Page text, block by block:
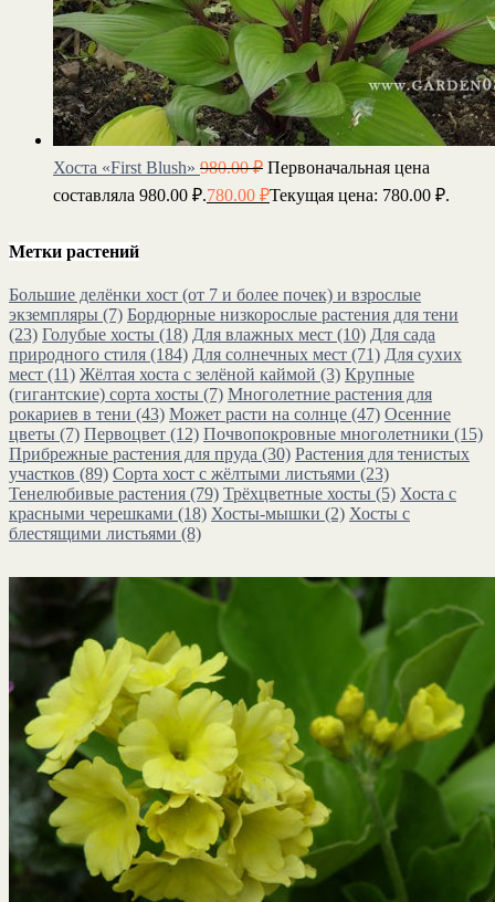
Хоста «First Blush» 980.00₽ Первоначальная цена
составляла 980.00 ₽.780.00 ₽Текущая цена: 780.00 ₽.
Метки растений
Большие делёнки хост (от 7 и более почек) и взрослые
экземпляры (7) Бордюрные низкорослые растения для тени
(23) Голубые хосты (18) Для влажных мест (10) Для сада
природного стиля (184) Для солнечных мест (71) Для сухих
мест (11) Жёлтая хоста с зелёной каймой (3) Крупные
(гигантские) сорта хосты (7) Многолетние растения для
рокариев в тени (43) Может расти на солнце (47) Осенние
цветы (7) Первоцвет (12) Почвопокровные многолетники (15)
Прибрежные растения для пруда (30) Растения для тенистых
участков (89) Сорта хост с жёлтыми листьями (23)
Тенелюбивые растения (79) Трёхцветные хосты (5) Хоста с
красными черешками (18) Хосты-мышки (2) Хосты с
блестящими листьями (8)